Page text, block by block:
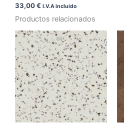
33,00€ I.V.A incluido
Productos relacionados